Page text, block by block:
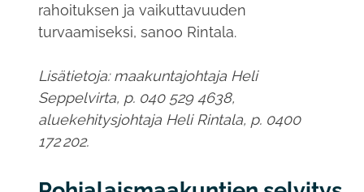
rahoituksen ja vaikuttavuuden
turvaamiseksi, sanoo Rintala.
Lisätietoja: maakuntajohtaja Heli
Seppelvirta, p. 040 529 4638,
aluekehitysjohtaja Heli Rintala, p. 0400
172 202.